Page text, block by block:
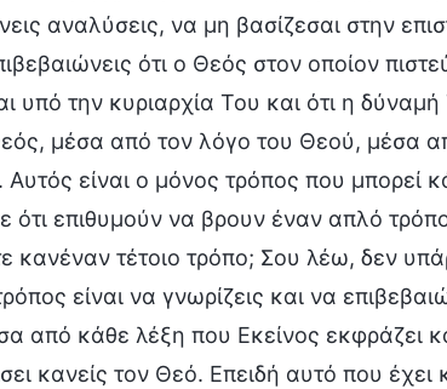
αναλύσεις, να μη βασίζεσαι στην
ότι ο Θεός στον οποίον
υπό την κυριαρχία Του και ότι η
Θεός, μέσα από τον λόγο του Θεού, μέσα
Αυτός είναι ο μόνος τρόπος που μπορεί
επιθυμούν να βρουν έναν απλό
κανέναν τέτοιο τρόπο; Σου λέω, δεν
είναι να γνωρίζεις και να
από κάθε λέξη που Εκείνος εκφράζει
κανείς τον Θεό. Επειδή αυτό που